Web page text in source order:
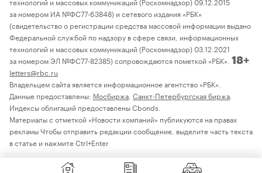
за номером ИА №ФС77-63848) и сетевого издания «РБК»
(свидетельство о регистрации средства массовой информации выдано
Федеральной службой по надзору в сфере связи, информационных
технологий и массовых коммуникаций (Роскомнадзор) 03.12.2021
за номером ЭЛ №ФС77-82385) сопровождаются пометкой «РБК». 18+
letters@rbc.ru
Владельцем сайта является информационное агентство «РБК».
Данные предоставлены: Мосбиржа Санкт-Петербургская биржа
Индексы облигаций предоставлены Cbonds.
Материалы с отметкой «Новости компаний» публикуются на правах
рекламы Чтобы отправить редакции сообщение, выделите часть текста
в статье и нажмите Ctrl+Enter